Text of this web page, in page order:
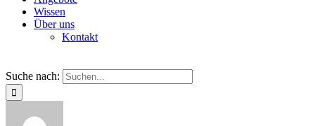
Wissen
Über uns
Kontakt
Suche nach: